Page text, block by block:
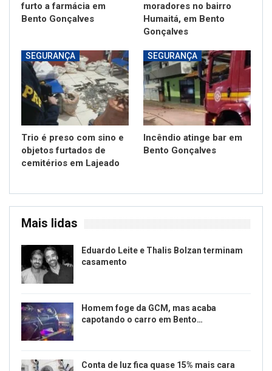
furto a farmácia em
Bento Gonçalves
moradores no bairro
Humaitá, em Bento
Gonçalves
SEGURANÇA
Trio é preso com sino e
objetos furtados de
cemitérios em Lajeado
SEGURANÇA
Incêndio atinge bar em
Bento Gonçalves
Mais lidas
Eduardo Leite e Thalis Bolzan terminam
casamento
Homem foge da GCM, mas acaba
capotando o carro em Bento…
Conta de luz fica quase 15% mais cara